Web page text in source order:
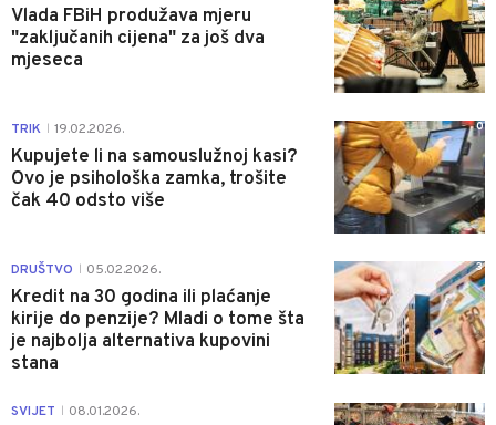
Vlada FBiH produžava mjeru
"zaključanih cijena" za još dva
mjeseca
TRIK 19.02.2026.
Kupujete li na samouslužnoj kasi?
Ovo je psihološka zamka, trošite
čak 40 odsto više
0
DRUŠTVO 05.02.2026.
Kredit na 30 godina ili plaćanje
kirije do penzije? Mladi o tome šta
je najbolja alternativa kupovini
stana
3
SVIJET 08.01.2026. 0